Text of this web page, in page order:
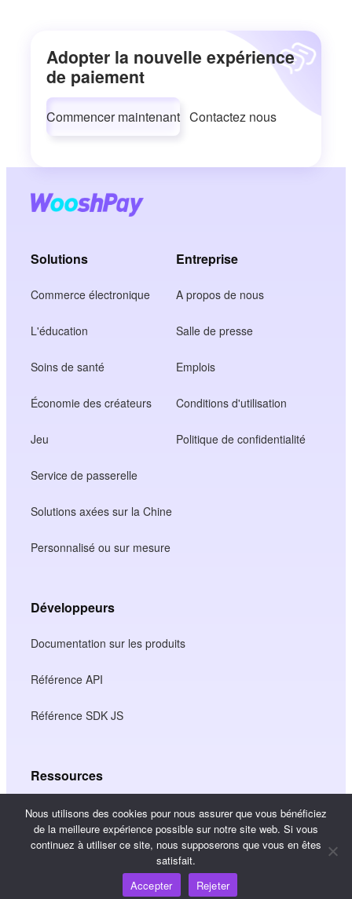
Adopter la nouvelle expérience
de paiement
Commencer maintenant Contactez nous
Solutions
Commerce électronique
L'éducation
Soins de santé
Économie des créateurs
Jeu
Service de passerelle
Solutions axées sur la Chine
Personnalisé ou sur mesure
Entreprise
A propos de nous
Salle de presse
Emplois
Conditions d'utilisation
Politique de confidentialité
Développeurs
Documentation sur les produits
Référence API
Référence SDK JS
Ressources
Carrefour de connaissances
Tarification
Nous utilisons des cookies pour nous assurer que vous bénéficiez
de la meilleure expérience possible sur notre site web. Si vous
continuez à utiliser ce site, nous supposerons que vous en êtes
satisfait.
Accepter
Rejeter